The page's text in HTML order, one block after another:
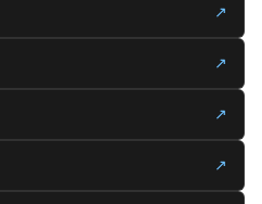
↗
↗
↗
↗